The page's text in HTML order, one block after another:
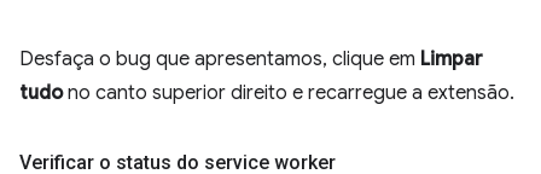
Desfaça o bug que apresentamos, clique em Limpar
tudono canto superior direito e recarregue a extensão.
Verificar o status do service worker